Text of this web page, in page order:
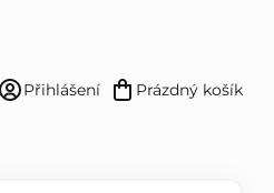
Přihlášení
Nákupní
Prázdný košík